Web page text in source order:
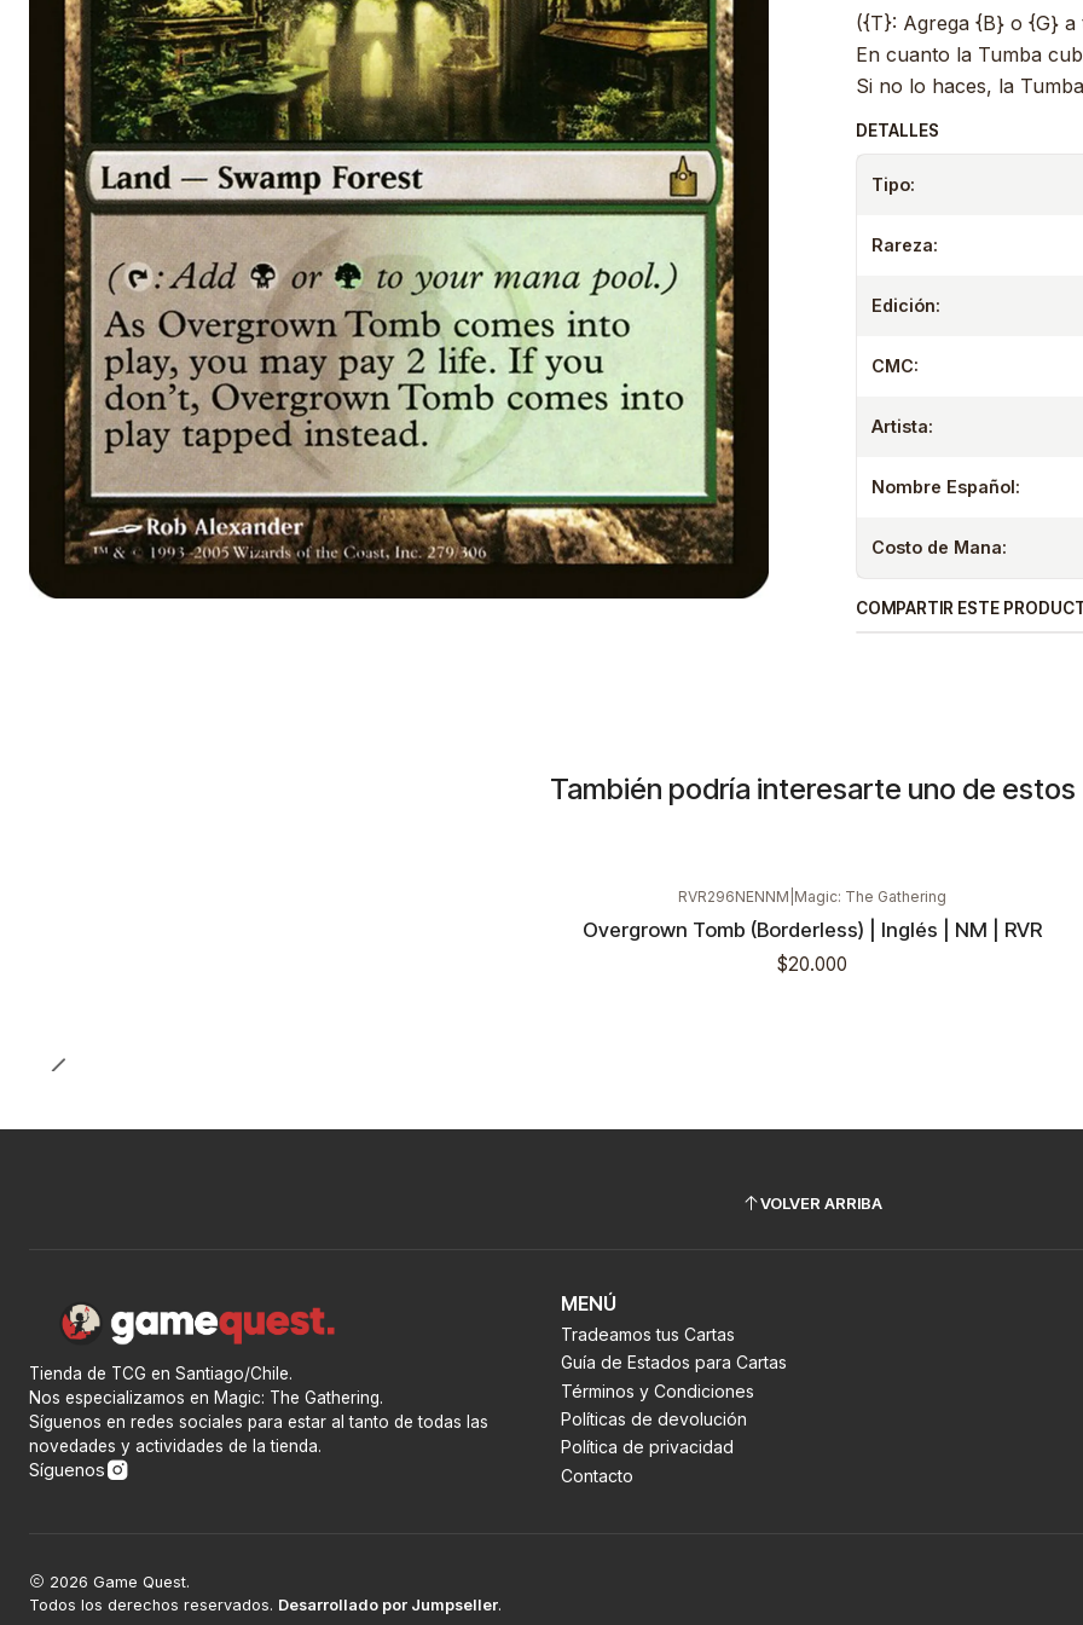
({T}: Agrega {B} o {G} a
En cuanto la Tumba
Si no lo haces, la
DETALLES
Tipo:
Rareza:
Edición:
CMC:
Artista:
Nombre Español:
Costo de Mana:
COMPARTIR ESTE
También podría interesarte uno de estos
RVR296NENNM Magic: The Gathering
Overgrown Tomb (Borderless) | Inglés | NM | RVR
$20.000
VOLVER ARRIBA
Tienda de TCG en Santiago/Chile.
Nos especializamos en Magic: The Gathering.
Síguenos en redes sociales para estar al tanto de todas las
novedades y actividades de la tienda.
Síguenos
MENÚ
Tradeamos tus Cartas
Guía de Estados para Cartas
Términos y Condiciones
Políticas de devolución
Política de privacidad
Contacto
2026 Game Quest.
Todos los derechos reservados. Desarrollado por Jumpseller.